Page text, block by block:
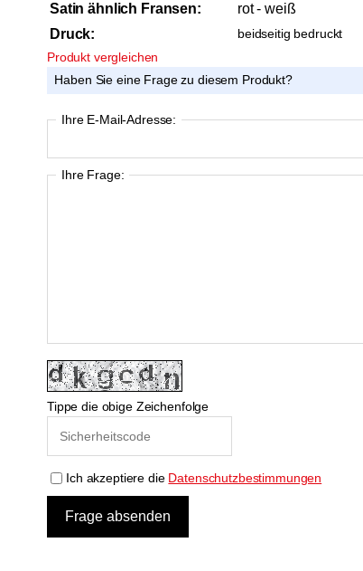
Satin ähnlich Fransen:
rot - weiß
Druck:
beidseitig bedruckt
Produkt vergleichen
Haben Sie eine Frage zu diesem Produkt?
Ihre E-Mail-Adresse:
Ihre Frage:
Tippe die obige Zeichenfolge
Ich akzeptiere die Datenschutzbestimmungen